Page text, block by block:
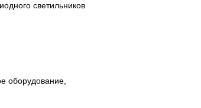
светильников
оборудование,